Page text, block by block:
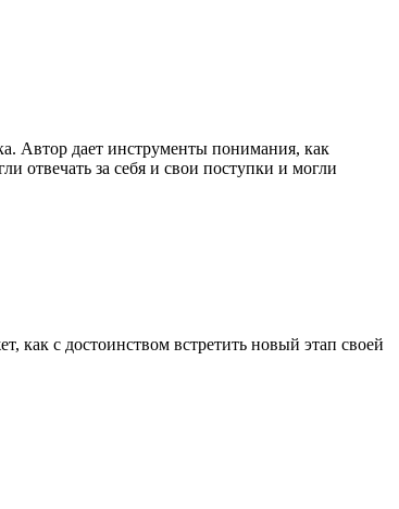
Автор дает инструменты понимания, как
отвечать за себя и свои поступки и могли
с достоинством встретить новый этап своей